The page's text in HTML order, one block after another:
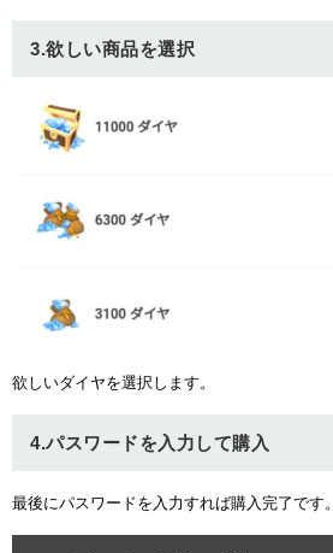
3.欲しい商品を選択
欲しいダイヤを選択します。
4.パスワードを入力して購入
最後にパスワードを入力すれば購入完了です。